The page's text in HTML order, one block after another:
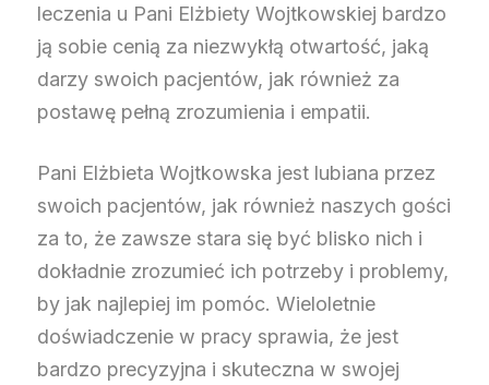
leczenia u Pani Elżbiety Wojtkowskiej bardzo
ją sobie cenią za niezwykłą otwartość, jaką
darzy swoich pacjentów, jak również za
postawę pełną zrozumienia i empatii.
Pani Elżbieta Wojtkowska jest lubiana przez
swoich pacjentów, jak również naszych gości
za to, że zawsze stara się być blisko nich i
dokładnie zrozumieć ich potrzeby i problemy,
by jak najlepiej im pomóc. Wieloletnie
doświadczenie w pracy sprawia, że jest
bardzo precyzyjna i skuteczna w swojej